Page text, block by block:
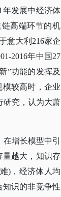
年发展中经济体
高端环节的机
意大利216家企
2016年中国27
”功能的发挥及
模较高时，企业
研究，认为大萧
增长模型中引
量越大，知识存
)，经济体人均
识的非竞争性